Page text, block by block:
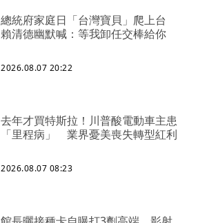
總統府家庭日「台灣寶貝」爬上台
賴清德幽默喊：等我卸任交棒給你
2026.08.07 20:22
去年才買特斯拉！川普酸電動車主患
「里程病」 業界憂美喪失轉型紅利
2026.08.07 08:23